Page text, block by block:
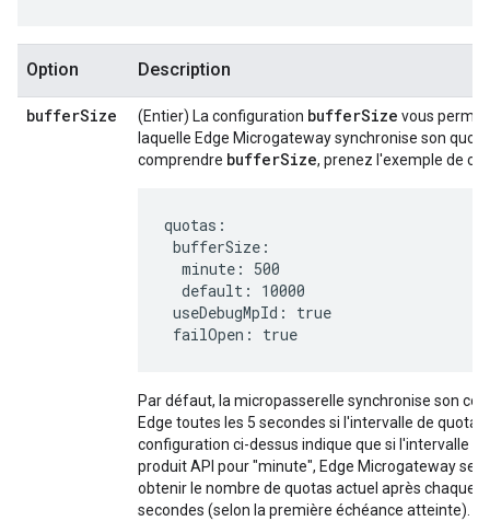
Option Description
bufferSize (Entier) La configuration bufferSize vous
laquelle Edge Microgateway synchronise son
comprendre bufferSize, prenez l'exemple de
quotas:
bufferSize:
  minute: 500
  default: 10000
useDebugMpId: true
failOpen: true
Par défaut, la micropasserelle synchronise son
Edge toutes les 5 secondes si l'intervalle de quota
configuration ci-dessus indique que si l'intervalle
produit API pour "minute", Edge Microgateway se
obtenir le nombre de quotas actuel après chaque
secondes (selon la première échéance atteinte).